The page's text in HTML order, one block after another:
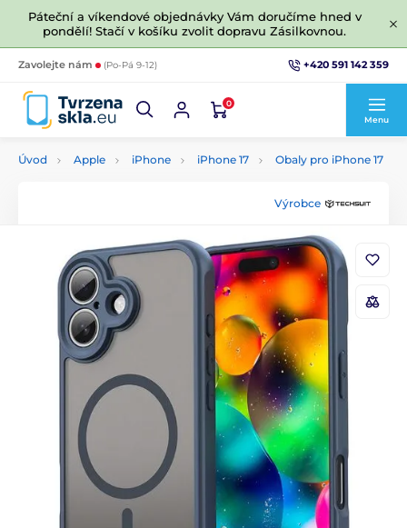
Páteční a víkendové objednávky Vám doručíme hned v
pondělí! Stačí v košíku zvolit dopravu Zásilkovnou.
Zavolejte nám (Po-Pá 9-12) +420 591 142 359
0
Menu
Úvod Apple iPhone iPhone 17 Obaly pro iPhone 17
Výrobce